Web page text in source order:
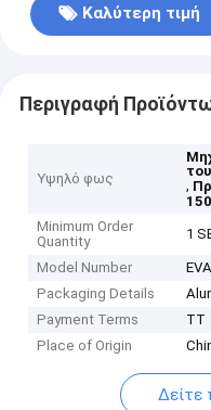
Καλύτερη τιμή
Περιγραφή
Υψηλό φως
,
Minimum Order
Quantity
1
Model Number
Packaging Details
Payment Terms
TT
Place of Origin
Δείτε